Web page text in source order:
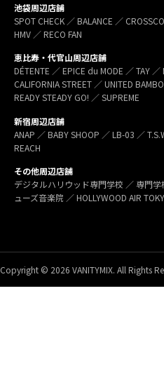
池袋周辺店舗
SPOT CHECK ／ BALANCE ／
HMV ／ RECO FAN
恵比寿・代官山周辺店舗
DÉTENTE ／ EPICE du MODE ／ TAY
CALIFORNIA STREET ／ UNITED
READY STEADY GO! ／ SUPREME
新宿周辺店舗
ANAP ／ BABY SHOOP ／ LB-03 ／
REACH
その他周辺店舗
デジタルハリウッド専門学校 ／ 専門
ューズ音楽院 ／ HOLLYWOOD AIR
Copyright © 2026 VANITYMIX. All Rights